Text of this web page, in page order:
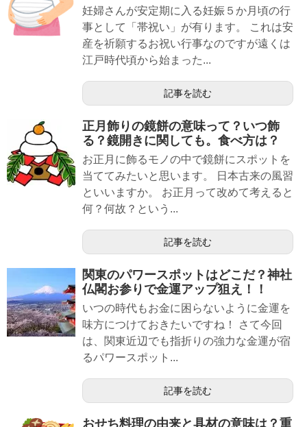
妊婦さんが安定期に入る妊娠５か月頃の行
事として「帯祝い」が有ります。 これは安
産を祈願するお祝い行事なのですが遠くは
江戸時代頃から始まった...
記事を読む
正月飾りの鏡餅の意味って？いつ飾
る？鏡開きに関しても。食べ方は？
お正月に飾るモノの中で鏡餅にスポットを
当ててみたいと思います。 日本古来の風習
といいますか。 お正月って改めて考えると
何？何故？という...
記事を読む
関東のパワースポットはどこだ？神社
仏閣お参りで金運アップ狙え！！
いつの時代もお金に困らないように金運を
味方につけておきたいですね！ さて今回
は、関東近辺でも指折りの強力な金運が宿
るパワースポット...
記事を読む
おせち料理の由来と具材の意味は？重